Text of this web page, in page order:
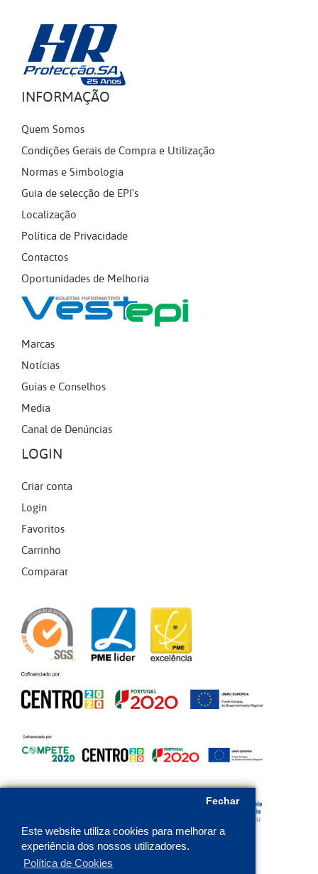
Este website utiliza cookies para melhorar a
experiência dos nossos utilizadores.
Política de Cookies
Fechar
INFORMAÇÃO
Quem Somos
Condições Gerais de Compra e Utilização
Normas e Simbologia
Guia de selecção de EPI's
Localização
Política de Privacidade
Contactos
Oportunidades de Melhoria
Marcas
Notícias
Guias e Conselhos
Media
Canal de Denúncias
LOGIN
Criar conta
Login
Favoritos
Carrinho
Comparar